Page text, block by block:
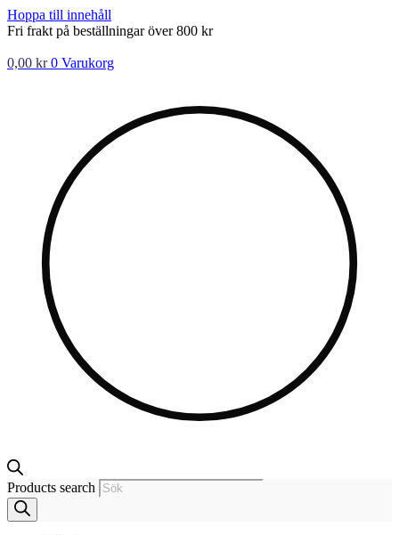
Hoppa till innehåll
Fri frakt på beställningar över 800 kr
0,00 kr 0 Varukorg
Products search